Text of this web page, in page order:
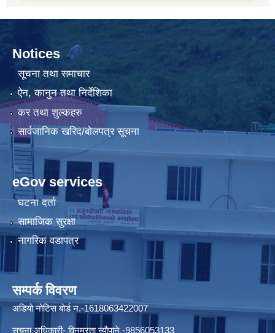
Notices
सूचना तथा समाचार
ऐन, कानुन तथा निर्देशिका
कर तथा शुल्कहरु
सार्वजानिक खरिद/बोलपत्र सूचना
eGov services
घटना दर्ता
सामाजिक सुरक्षा
नागरिक वडापत्र
सम्पर्क विवरण
अडियो नोटिस बोर्ड न.-1618063422007
सुचना अधिकारी- विनम्रता न्यौपाने -9856053133